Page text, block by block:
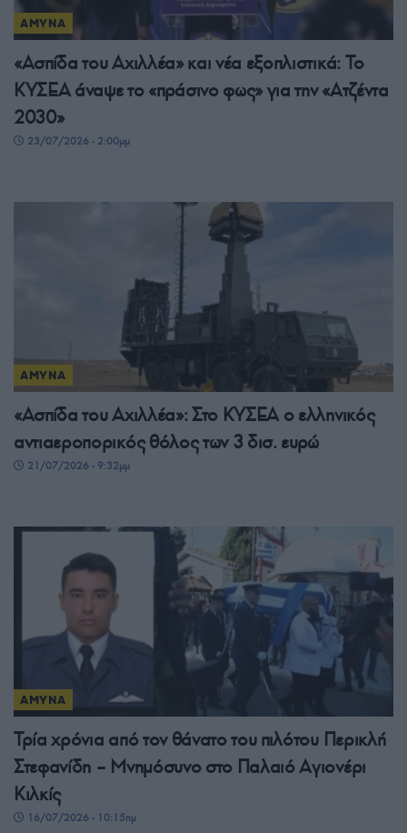
ΑΜΥΝΑ
«Ασπίδα του Αχιλλέα» και νέα εξοπλιστικά: Το
ΚΥΣΕΑ άναψε το «πράσινο φως» για την «Ατζέντα
2030»
23/07/2026 - 2:00μμ
ΑΜΥΝΑ
«Ασπίδα του Αχιλλέα»: Στο ΚΥΣΕΑ ο ελληνικός
αντιαεροπορικός θόλος των 3 δισ. ευρώ
21/07/2026 - 9:32μμ
ΑΜΥΝΑ
Τρία χρόνια από τον θάνατο του πιλότου Περικλή
Στεφανίδη – Μνημόσυνο στο Παλαιό Αγιονέρι
Κιλκίς
16/07/2026 - 10:15πμ